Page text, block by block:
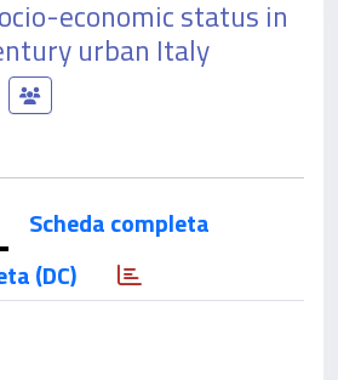
economic status in
urban Italy
Scheda completa
(DC)